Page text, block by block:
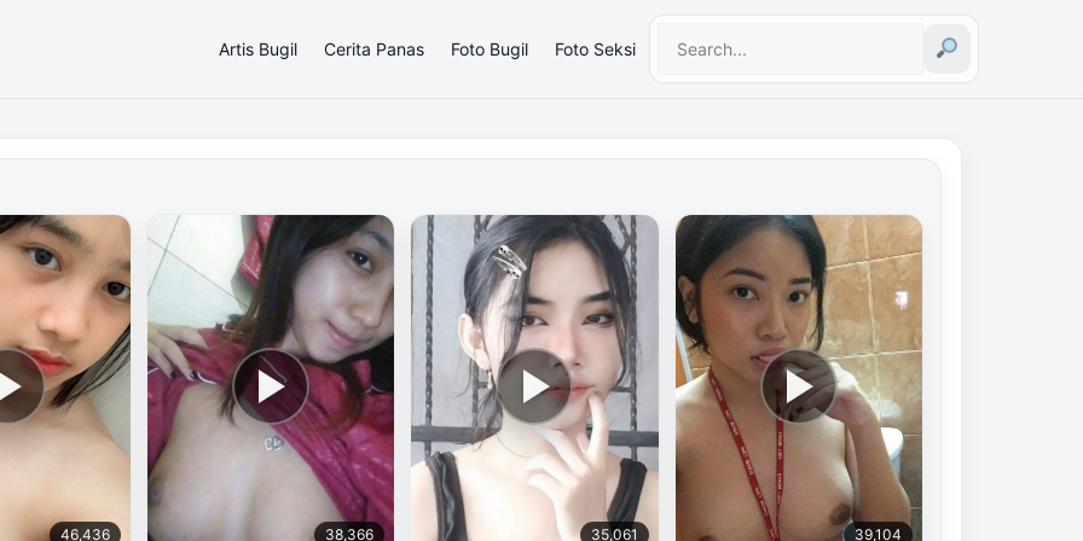
Artis Bugil Cerita Panas Foto Bugil Foto Seksi
46,436 38,366 35,061 39,104